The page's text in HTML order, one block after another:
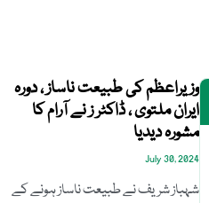
وزیراعظم کی طبیعت ناساز ، دورہ
ایران ملتوی ، ڈاکٹر ز نے آرام کا
مشورہ دیدیا
July 30, 2024
شہباز شریف نے طبیعت ناساز ہونے کے